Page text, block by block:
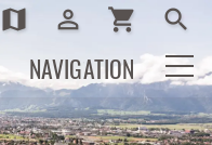
Ortsplan
map Login
person_outline shopping_cart search
NAVIGATION